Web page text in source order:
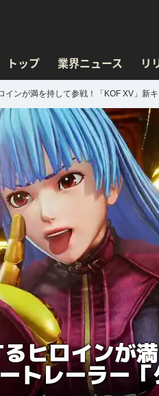
トップ 業界ニュース リ
インが満を持して参戦！「KOF XV」新
ヒロインが
トレーラー「